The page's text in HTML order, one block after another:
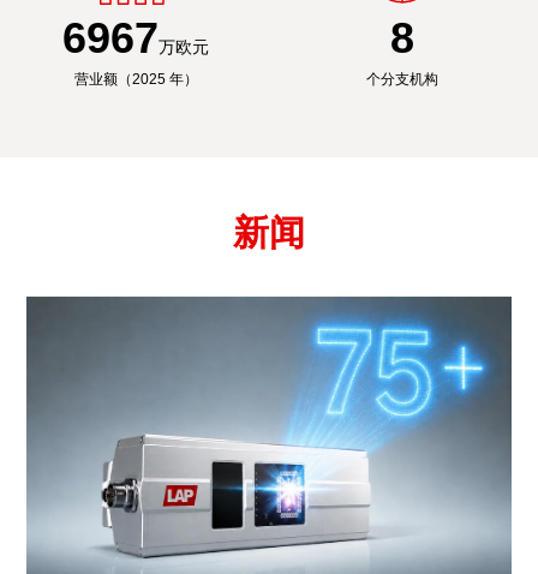
6991万欧元
营业额（2025 年）
8
个分支机构
新闻